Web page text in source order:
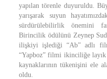
yapılan törenle duyuruldu.
yarışarak suyun
sürdürülebilirlik önemini
Birincilik ödülünü Zeynep
ilişkiyi işlediği “Ab” adlı
“Yapboz” filmi ikinciliğe
kaynaklarının tükenişini ele
oldu.